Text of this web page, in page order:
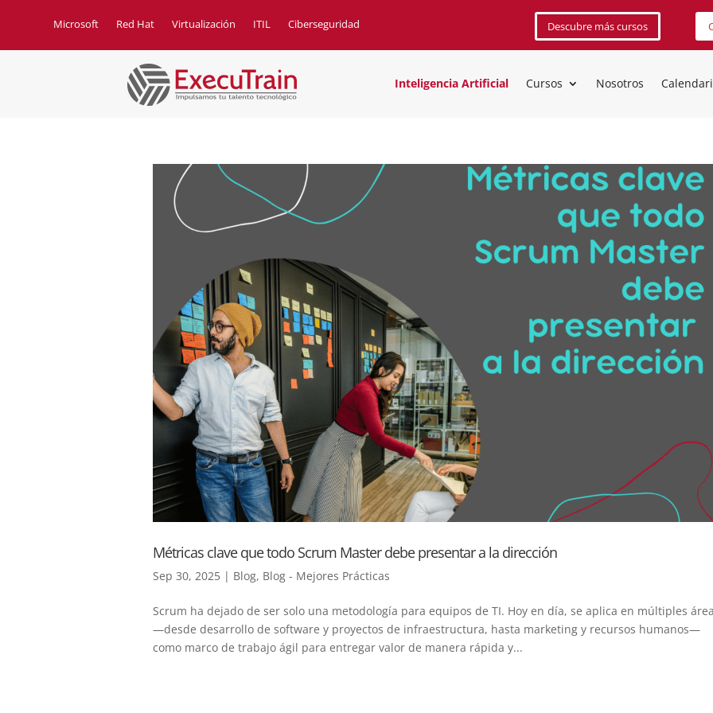
Microsoft Red Hat Virtualización ITIL Ciberseguridad Descubre más cursos
Inteligencia Artificial Cursos Nosotros
Métricas clave que todo Scrum Master debe presentar a la dirección
Sep 30, 2025 | Blog, Blog - Mejores Prácticas
Scrum ha dejado de ser solo una metodología para equipos de TI. Hoy en día, se aplica en múltiples
—desde desarrollo de software y proyectos de infraestructura, hasta marketing y recursos humanos—
como marco de trabajo ágil para entregar valor de manera rápida y...